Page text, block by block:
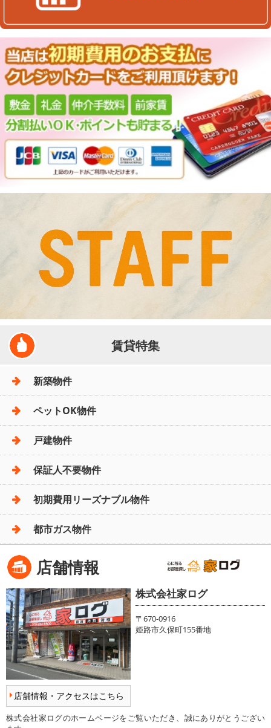
賃貸特集
新築物件
ペットOK物件
戸建物件
保証人不要物件
初期費用リーズナブル物件
都市ガス物件
店舗情報
店舗情報・アクセスはこちら
株式会社家ログ
〒670-0916
姫路市久保町155番地
株式会社家ログのホームページをご覧いただき、誠にありがとうござい